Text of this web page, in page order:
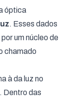
óptica
. Esses dados
um núcleo de
chamado
à da luz no
Dentro das